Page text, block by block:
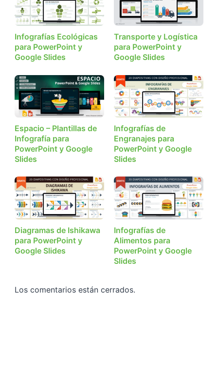
Infografías Ecológicas
para PowerPoint y
Google Slides
Transporte y Logística
para PowerPoint y
Google Slides
Espacio – Plantillas de
Infografía para
PowerPoint y Google
Slides
Infografías de
Engranajes para
PowerPoint y Google
Slides
Diagramas de Ishikawa
para PowerPoint y
Google Slides
Infografías de
Alimentos para
PowerPoint y Google
Slides
Los comentarios están cerrados.